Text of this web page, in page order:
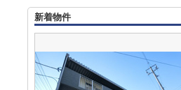
新着物件